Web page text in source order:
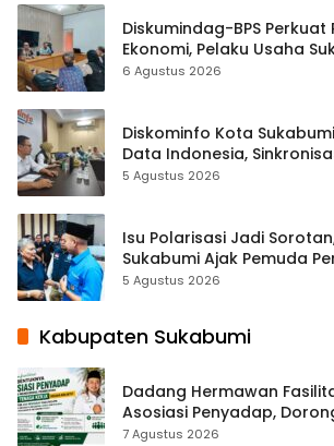
Diskumindag-BPS Perkuat
Ekonomi, Pelaku Usaha
Terbuka Beri Data
6 Agustus 2026
Diskominfo Kota
Data Indonesia,
Kewilayahan Dikebut
5 Agustus 2026
Isu Polarisasi Jadi
Sukabumi Ajak Pemuda
Kebangsaan
5 Agustus 2026
Kabupaten Sukabumi
Dadang Hermawan
Asosiasi Penyadap,
Dapat Perlindungan BPJS
7 Agustus 2026